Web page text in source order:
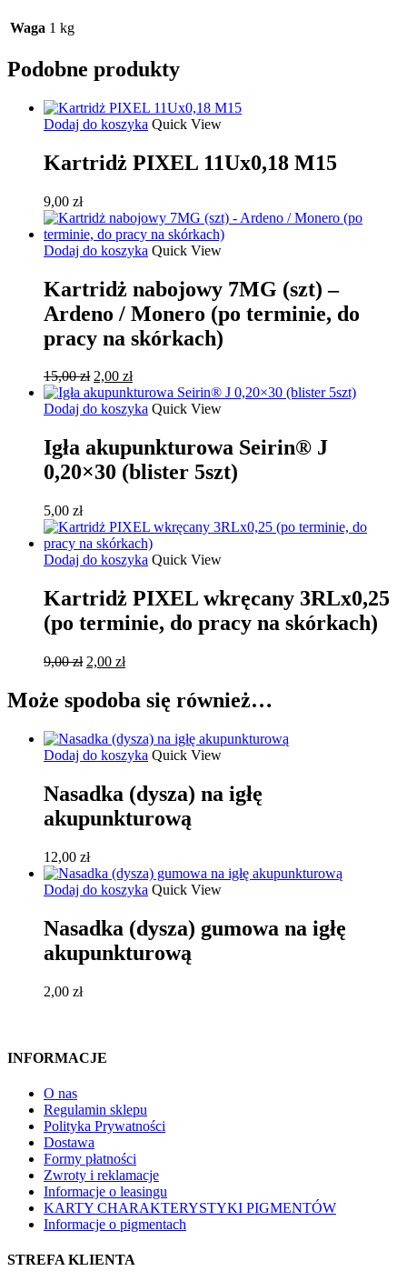
Waga 1 kg
Podobne produkty
Dodaj do koszyka Quick View
Kartridż PIXEL 11Ux0,18 M15
9,00 zł
Dodaj do koszyka Quick View
Kartridż nabojowy 7MG (szt) –
Ardeno / Monero (po terminie, do
pracy na skórkach)
15,00zł Pierwotna
cena
wynosiła:
2,00 złAktualna
cena
wynosi:
Dodaj do koszyka Quick View
Igła akupunkturowa Seirin® J
0,20×30 (blister 5szt)
5,00 zł
Dodaj do koszyka Quick View
Kartridż PIXEL wkręcany 3RLx0,25
(po terminie, do pracy na skórkach)
9,00zł Pierwotna
wynosiła:
9,00 zł.
2,00 złAktualna
wynosi:
2,00 zł.
Może spodoba się również…
Dodaj do koszyka Quick View
Nasadka (dysza) na igłę
akupunkturową
12,00 zł
Dodaj do koszyka Quick View
Nasadka (dysza) gumowa na igłę
akupunkturową
2,00 zł
INFORMACJE
O nas
Regulamin sklepu
Polityka Prywatności
Dostawa
Formy płatności
Zwroty i reklamacje
Informacje o leasingu
KARTY CHARAKTERYSTYKI PIGMENTÓW
Informacje o pigmentach
STREFA KLIENTA